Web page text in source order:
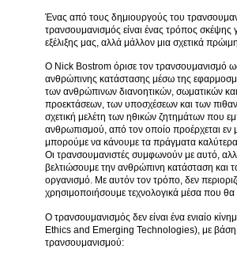
Ένας από τους δημιουργούς του
τρανσουμανισμός είναι ένας τρόπος σκέψης
εξέλιξης μας, αλλά μάλλον μια σχετικά
Ο Nick Bostrom όρισε τον τρανσουμανισμό ως
ανθρώπινης κατάστασης μέσω της
των ανθρώπινων διανοητικών, σωματικών
προεκτάσεων, των υποσχέσεων και των
σχετική μελέτη των ηθικών ζητημάτων που
ανθρωπισμού, από τον οποίο προέρχεται εν
μπορούμε να κάνουμε τα πράγματα
Οι τρανσουμανιστές συμφωνούν με αυτό,
βελτιώσουμε την ανθρώπινη κατάσταση και
οργανισμό. Με αυτόν τον τρόπο, δεν
χρησιμοποιήσουμε τεχνολογικά μέσα που
Ο τρανσουμανισμός δεν είναι ένα ενιαίο
Ethics and Emerging Technologies), με βάση
τρανσουμανισμού: